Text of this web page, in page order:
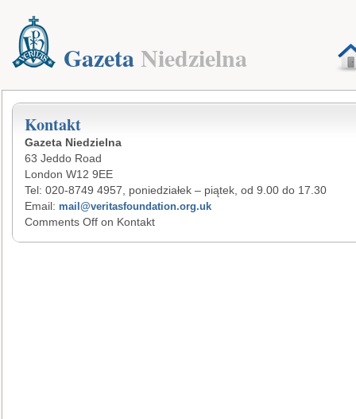
GazetaNiedzielna
Kontakt
Gazeta Niedzielna
63 Jeddo Road
London W12 9EE
Tel: 020-8749 4957, poniedziałek – piątek, od 9.00 do 17.30
Email: mail@veritasfoundation.org.uk
Comments Off on Kontakt